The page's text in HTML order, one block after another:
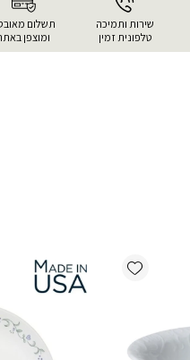
שירות ותמיכה
טלפונית זמין
תשלום
ומוצפן
Add wishlist